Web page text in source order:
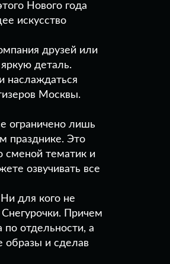
Нового года
искусство
друзей или
деталь.
наслаждаться
Москвы.
ограничено лишь
празднике. Это
сменой тематик и
озвучивать все
для кого не
Причем
отдельности, а
образы и сделав